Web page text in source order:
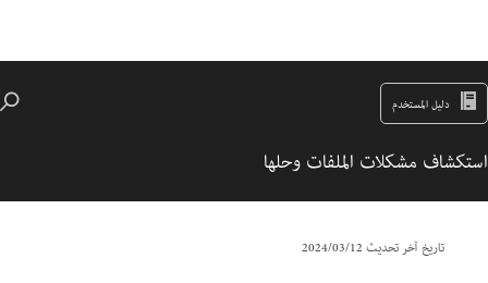
دليل المستخدم
استكشاف مشكلات الملفات وحلها
تاريخ آخر تحديث12‏/03‏/2024